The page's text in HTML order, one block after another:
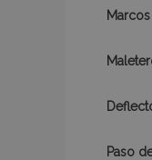
Marcos
Paso